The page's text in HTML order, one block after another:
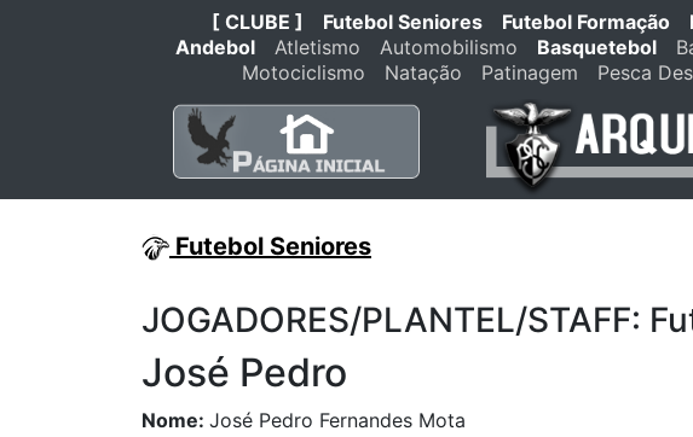
[ CLUBE ] Futebol Seniores Futebol Formação
Andebol
Atletismo Automobilismo Basquetebol
Motociclismo
Natação Patinagem Pesca
Futebol Seniores
JOGADORES/PLANTEL/STAFF:
José Pedro
Nome: José Pedro Fernandes Mota